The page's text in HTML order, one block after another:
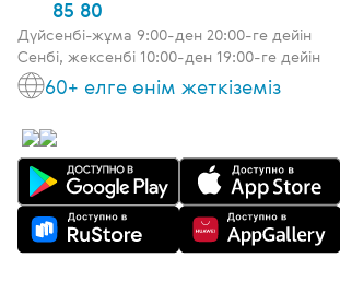
85 80
Дүйсенбі-жұма 9:00-ден 20:00-ге дейін
Сенбі, жексенбі 10:00-ден 19:00-ге дейін
60+ елге өнім жеткіземіз